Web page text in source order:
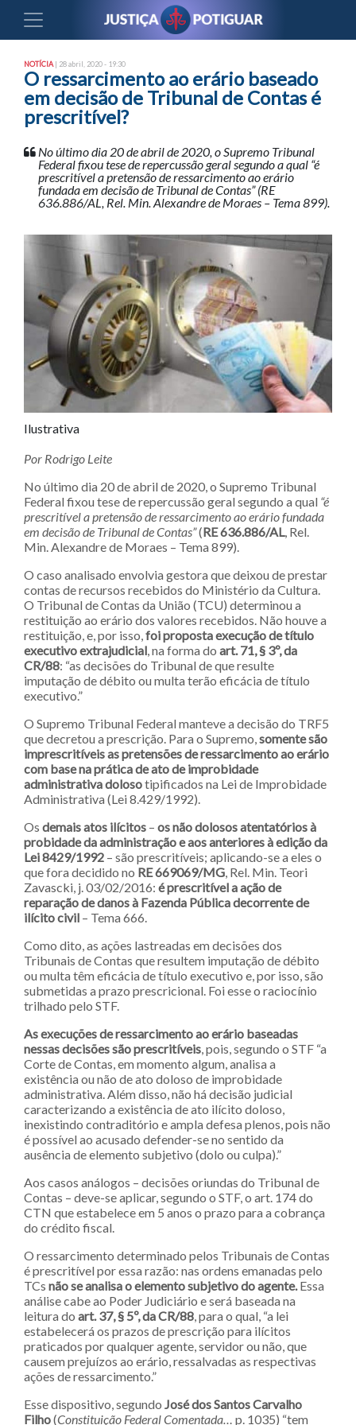
NOTÍCIA | 28 abril, 2020 - 19:30
O ressarcimento ao erário baseado
em decisão de Tribunal de Contas é
prescritível?
No último dia 20 de abril de 2020, o Supremo Tribunal
Federal fixou tese de repercussão geral segundo a qual “é
prescritível a pretensão de ressarcimento ao erário
fundada em decisão de Tribunal de Contas” (RE
636.886/AL, Rel. Min. Alexandre de Moraes – Tema 899).
Ilustrativa
Por Rodrigo Leite
No último dia 20 de abril de 2020, o Supremo Tribunal
Federal fixou tese de repercussão geral segundo a qual “é
prescritível a pretensão de ressarcimento ao erário fundada
em decisão de Tribunal de Contas”(RE 636.886/AL , Rel.
Min. Alexandre de Moraes – Tema 899).
O caso analisado envolvia gestora que deixou de prestar
contas de recursos recebidos do Ministério da Cultura.
O Tribunal de Contas da União (TCU) determinou a
restituição ao erário dos valores recebidos. Não houve a
restituição, e, por isso, foi propostaexecução de título
executivo extrajudicial , na forma do art. 71, § 3º, da
CR/88: “as decisões do Tribunal de que resulte
imputação de débito ou multa terão eficácia de título
executivo.”
O Supremo Tribunal Federal manteve a decisão do TRF5
que decretou a prescrição. Para o Supremo, somente são
imprescritíveis as pretensões de ressarcimento ao erário
com base na prática de ato de improbidade
administrativa dolosotipificados na Lei de Improbidade
Administrativa (Lei 8.429/1992).
Os demais atos ilícitos – os não dolosos atentatórios à
probidade da administração e aos anteriores à edição da
Lei 8429/1992 – são prescritíveis; aplicando-se a eles o
que fora decidido no RE 669069/MG , Rel. Min. Teori
Zavascki, j. 03/02/2016: é prescritível a ação de
reparação de danos à Fazenda Pública decorrente de
ilícito civil – Tema 666.
Como dito, as ações lastreadas em decisões dos
Tribunais de Contas que resultem imputação de débito
ou multa têm eficácia de título executivo e, por isso, são
submetidas a prazo prescricional. Foi esse o raciocínio
trilhado pelo STF.
As execuções de ressarcimento ao erário baseadas
nessas decisões são prescritíveis , pois, segundo o STF “a
Corte de Contas, em momento algum, analisa a
existência ou não de ato doloso de improbidade
administrativa. Além disso, não há decisão judicial
caracterizando a existência de ato ilícito doloso,
inexistindo contraditório e ampla defesa plenos, pois não
é possível ao acusado defender-se no sentido da
ausência de elemento subjetivo (dolo ou culpa).”
Aos casos análogos – decisões oriundas do Tribunal de
Contas – deve-se aplicar, segundo o STF, o art. 174 do
CTN que estabelece em 5 anos o prazo para a cobrança
do crédito fiscal.
O ressarcimento determinado pelos Tribunais de Contas
é prescritível por essa razão: nas ordens emanadas pelo
TCs não se analisa o elemento subjetivo do agente. Essa
análise cabe ao Poder Judiciário e será baseada na
leitura do art. 37, § 5º, da CR/88 , para o qual, “a lei
estabelecerá os prazos de prescrição para ilícitos
praticados por qualquer agente, servidor ou não, que
causem prejuízos ao erário, ressalvadas as respectivas
ações de ressarcimento.”
Esse dispositivo, segundo José dos Santos Carvalho
Filho(Constituição Federal Comentada… p. 1035) “tem